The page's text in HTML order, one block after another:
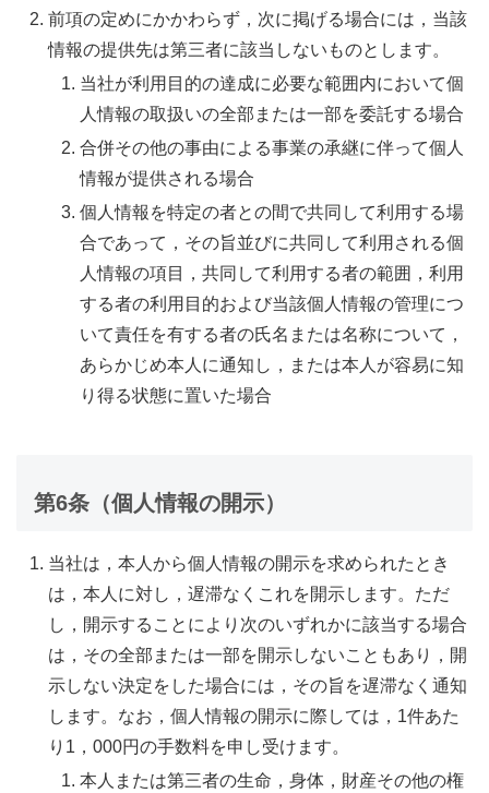
前項の定めにかかわらず，次に掲げる場合には，当該
情報の提供先は第三者に該当しないものとします。
当社が利用目的の達成に必要な範囲内において個
人情報の取扱いの全部または一部を委託する場合
合併その他の事由による事業の承継に伴って個人
情報が提供される場合
個人情報を特定の者との間で共同して利用する場
合であって，その旨並びに共同して利用される個
人情報の項目，共同して利用する者の範囲，利用
する者の利用目的および当該個人情報の管理につ
いて責任を有する者の氏名または名称について，
あらかじめ本人に通知し，または本人が容易に知
り得る状態に置いた場合
第6条（個人情報の開示）
当社は，本人から個人情報の開示を求められたとき
は，本人に対し，遅滞なくこれを開示します。ただ
し，開示することにより次のいずれかに該当する場合
は，その全部または一部を開示しないこともあり，開
示しない決定をした場合には，その旨を遅滞なく通知
します。なお，個人情報の開示に際しては，1件あた
り1，000円の手数料を申し受けます。
本人または第三者の生命，身体，財産その他の権